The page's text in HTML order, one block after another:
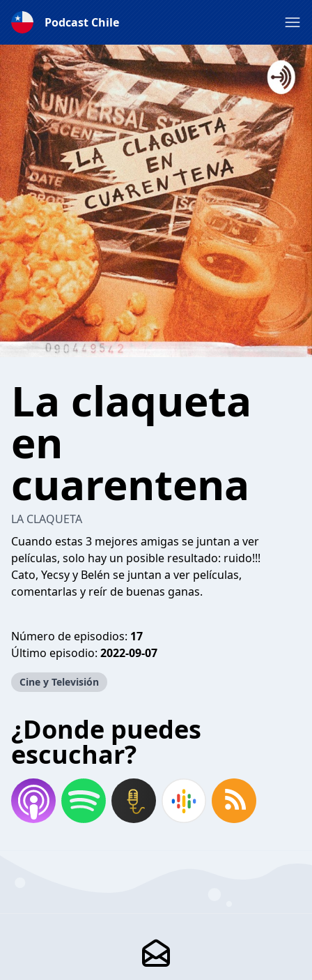
Podcast Chile
La claqueta
en
cuarentena
LA CLAQUETA
Cuando estas 3 mejores amigas se juntan a ver
películas, solo hay un posible resultado: ruido!!!
Cato, Yecsy y Belén se juntan a ver películas,
comentarlas y reír de buenas ganas.
Número de episodios: 17
Último episodio: 2022-09-07
Cine y Televisión
¿Donde puedes
escuchar?